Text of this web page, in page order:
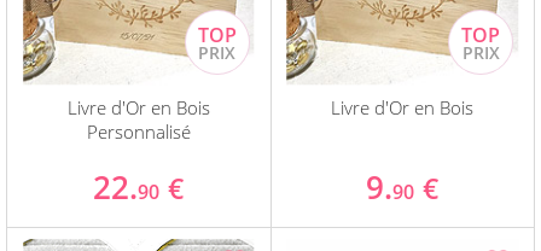
Livre d'Or en Bois
Personnalisé
22.90 €
Livre d'Or en Bois
9.90 €